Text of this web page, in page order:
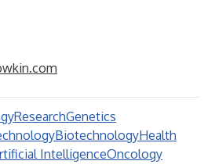
ResearchGenetics
BiotechnologyHealth
IntelligenceOncology